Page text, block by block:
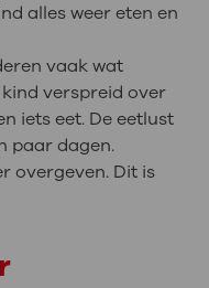
alles weer eten en
vaak wat
verspreid over
iets eet. De eetlust
paar dagen.
overgeven. Dit is